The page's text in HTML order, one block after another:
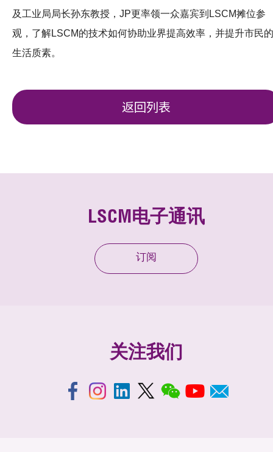
及工业局局长孙东教授，JP更率领一众嘉宾到LSCM摊位参
观，了解LSCM的技术如何协助业界提高效率，并提升市民的
生活质素。
返回列表
LSCM电子通讯
订阅
关注我们